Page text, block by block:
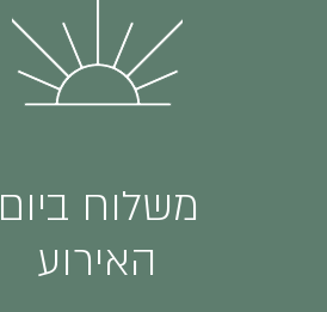
משלוח ביום
האירוע